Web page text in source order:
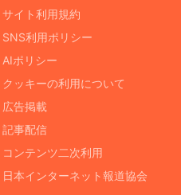
サイト利用規約
SNS利用ポリシー
AIポリシー
クッキーの利用について
広告掲載
記事配信
コンテンツ二次利用
日本インターネット報道協会